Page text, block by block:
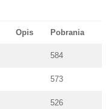
Opis Pobrania
584
573
526